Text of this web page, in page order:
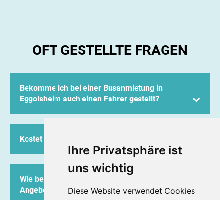
Ihre Privatsphäre ist
uns wichtig
Diese Website verwendet Cookies
OFT GESTELLTE FRAGEN
Bekomme ich bei einer Busanmietung in
Eggolsheim auch einen Fahrer gestellt?
Ja, Neukam Reba bietet ausschließlich Busse mit
freundlichem Fahrpersonal an. Busse an
Selbstfahrer vermieten wir nicht.
Kostet mich die Anfrage etwas?
Nein, Ihre Anfrage und das Angebot sind für Sie
Wie bekomme ich nach der Anfrage mein
Angebot?